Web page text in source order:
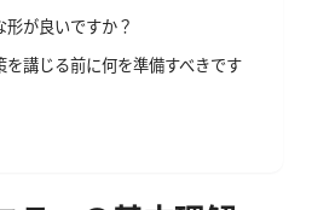
形が良いですか？
を講じる前に何を準備すべきです